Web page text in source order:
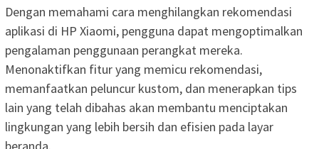
Dengan memahami cara menghilangkan rekomendasi
aplikasi di HP Xiaomi, pengguna dapat mengoptimalkan
pengalaman penggunaan perangkat mereka.
Menonaktifkan fitur yang memicu rekomendasi,
memanfaatkan peluncur kustom, dan menerapkan tips
lain yang telah dibahas akan membantu menciptakan
lingkungan yang lebih bersih dan efisien pada layar